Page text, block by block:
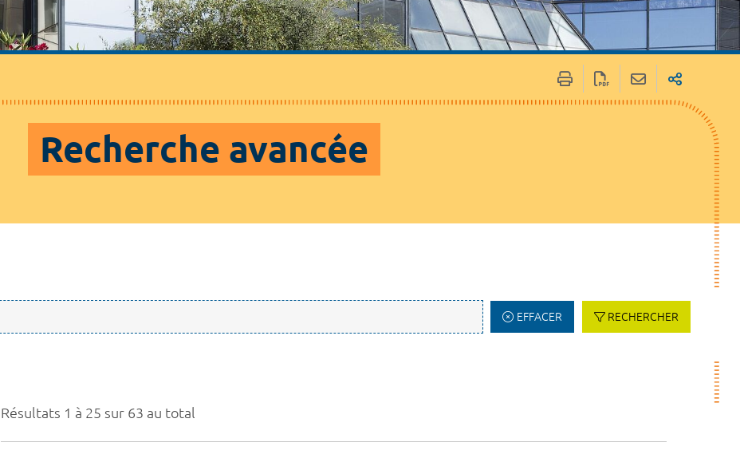
Recherche avancée
EFFACER RECHERCHER
Résultats 1 à 25 sur 63 au total